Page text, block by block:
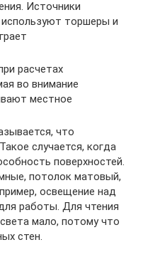
Источники
торшеры и
расчетах
во внимание
местное
что
случается, когда
поверхностей.
потолок матовый,
освещение над
работы. Для чтения
мало, потому что
стен.